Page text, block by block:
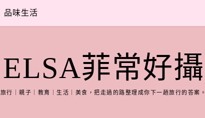
品味生活
ELSA菲常好攝
旅行｜親子｜教育｜生活｜美食，把走過的路整理成你下一趟旅行的答案。